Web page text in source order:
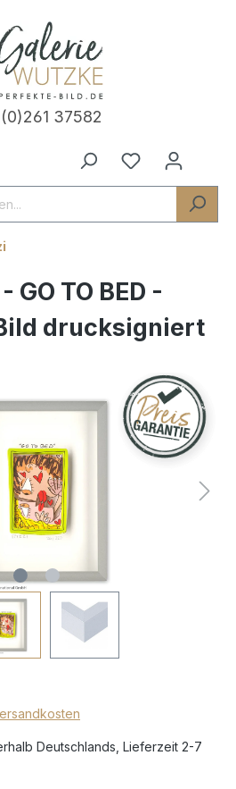
37582
GO TO BED -
drucksigniert
Deutschlands, Lieferzeit 2-7